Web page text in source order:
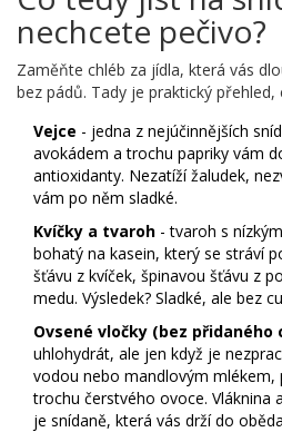
nechcete pečivo?
Zaměňte chléb za jídla, která vás
bez pádů. Tady je praktický
Vejce - jedna z nejúčinnějších
avokádem a trochu papriky vám
antioxidanty. Nezatíží žaludek,
vám po něm sladké.
Kvíčky a tvaroh - tvaroh s
bohatý na kasein, který se stráví
šťávu z kvíček, špinavou šťávu z
medu. Výsledek? Sladké, ale bez
Ovsené vločky (bez přidaného
uhlohydrát, ale jen když je
vodou nebo mandlovým mlékem,
trochu čerstvého ovoce. Vláknina
je snídaně, která vás drží do